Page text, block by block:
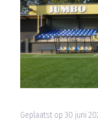
Geplaatst op 30 juni